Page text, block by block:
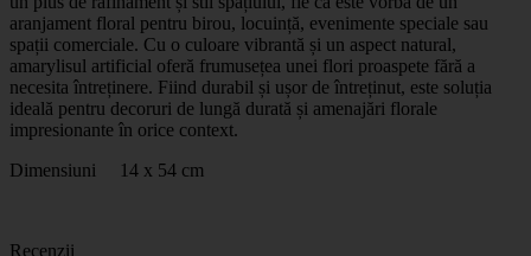
aranjament floral pentru birou, locuință, evenimente speciale sau
spații comerciale. Cu o culoare vibrantă și un aspect natural,
amarylisul artificial oferă frumusețea unei flori proaspete fără a
necesita întreținere. Fiind durabil și ușor de întreținut, este soluția
ideală pentru decoruri de lungă durată și amenajări florale
impresionante în orice context.
Dimensiuni 14 x 54 cm
Recenzii